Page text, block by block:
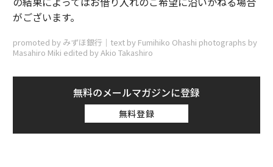
がございます。
promoted by みずほ銀行｜text by Fumihiko Ohashi photographs by
Masahiro Miki edited by Akio Takashiro
無料のメールマガジンに登録
無料登録